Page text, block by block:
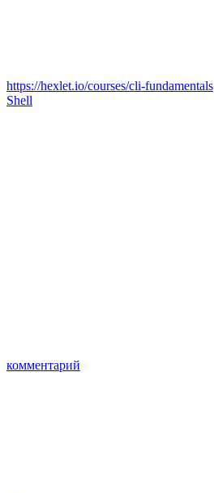
https://hexlet.io/courses/cli-fundamentals
Shell
комментарий